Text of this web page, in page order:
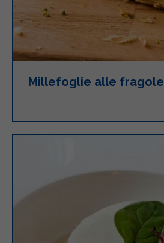
Millefoglie alle fragole